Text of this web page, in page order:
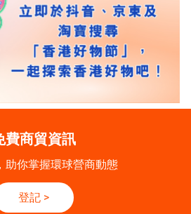
費商貿資訊
助你掌握環球營商動態
登記 >